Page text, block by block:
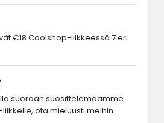
€18 Coolshop-liikkeessä 7 eri
suoraan suosittelemaamme
ota mieluusti meihin